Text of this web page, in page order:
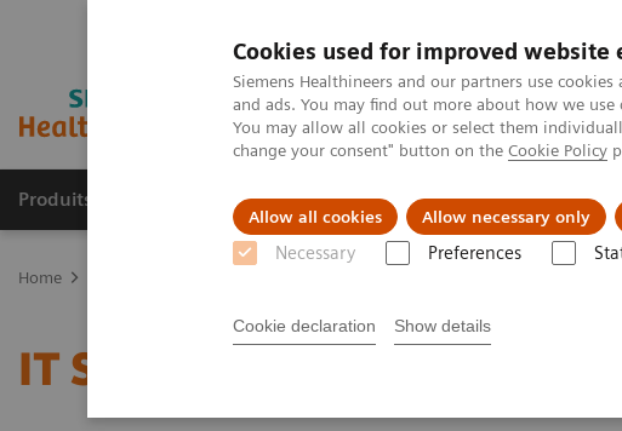
Cookies used for improved website
Siemens Healthineers and our partners use
and ads. You may find out more about how we
You may allow all cookies or select them
change your consent" button on the Cookie Policy
Allow all cookies Allow necessary only
Necessary Preferences
Cookie declaration Show details
Produits & services Domaines cliniques
Home
IT Standards